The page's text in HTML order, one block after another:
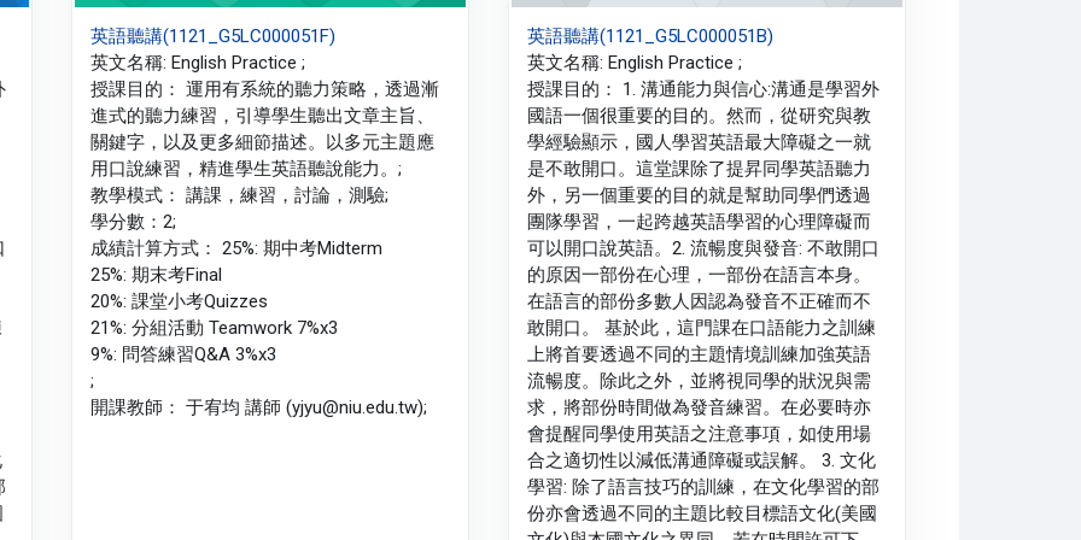
英語聽講(1121_G5LC000051F)
英文名稱: English Practice ;
授課目的： 運用有系統的聽力策略，透過漸
進式的聽力練習，引導學生聽出文章主旨、
關鍵字，以及更多細節描述。以多元主題應
用口說練習，精進學生英語聽說能力。;
教學模式： 講課，練習，討論，測驗;
學分數：2;
成績計算方式： 25%: 期中考Midterm
25%: 期末考Final
20%: 課堂小考Quizzes
21%: 分組活動 Teamwork 7%x3
9%: 問答練習Q&A 3%x3
;
開課教師： 于宥均 講師 (yjyu@niu.edu.tw);
英語聽講(1121_G5LC000051B)
英文名稱: English Practice ;
授課目的： 1. 溝通能力與信心:溝通是學習外
國語一個很重要的目的。然而，從研究與教
學經驗顯示，國人學習英語最大障礙之一就
是不敢開口。這堂課除了提昇同學英語聽力
外，另一個重要的目的就是幫助同學們透過
團隊學習，一起跨越英語學習的心理障礙而
可以開口說英語。2. 流暢度與發音: 不敢開口
的原因一部份在心理，一部份在語言本身。
在語言的部份多數人因認為發音不正確而不
敢開口。 基於此，這門課在口語能力之訓練
上將首要透過不同的主題情境訓練加強英語
流暢度。除此之外，並將視同學的狀況與需
求，將部份時間做為發音練習。在必要時亦
會提醒同學使用英語之注意事項，如使用場
合之適切性以減低溝通障礙或誤解。 3. 文化
學習: 除了語言技巧的訓練，在文化學習的部
份亦會透過不同的主題比較目標語文化(美國